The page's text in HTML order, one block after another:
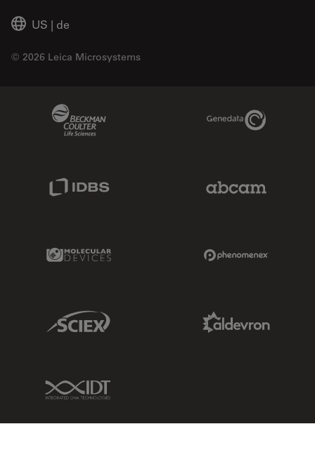
US | de
© 2026 Leica Microsystems
Genedata Link
Molecular Devices Link
Sciex Link
IDT Link